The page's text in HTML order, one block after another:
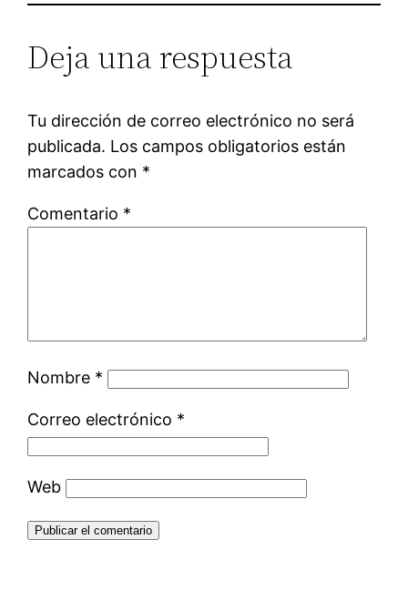
Deja una respuesta
Tu dirección de correo electrónico no será
publicada. Los campos obligatorios están
marcados con *
Comentario *
Nombre *
Correo electrónico *
Web